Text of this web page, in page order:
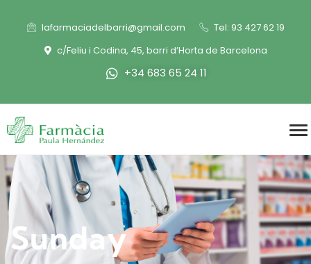
lafarmaciadelbarri@gmail.com
Tel: 93 427 62 19
c/Feliu i Codina, 45, barri d’Horta de Barcelona
+34 683 65 24 11
Sunday